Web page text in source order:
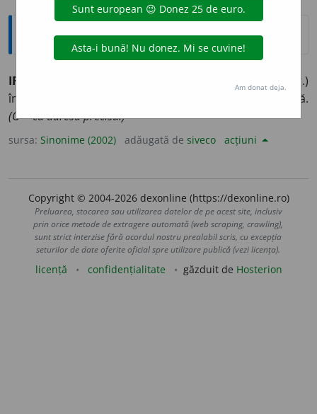
Sinonime
IRON
s. persiflare, zeflemea, (rar) persiflaj, (fig.)
împunsătură, înțepătură, pișcătură, șfichi, șfichiuitură.
(O ~ cu adresă precisă.)
sursa: Sinonime (2002) adăugată de siveco acțiuni
Copyright © 2004-2026 dexonline (https://dexonline.ro)
Preluarea, stocarea sau utilizarea datelor de pe acest site, inclusiv
prin orice metode de extragere automată (web scraping, crawling),
sunt strict interzise fără acordul nostru prealabil scris, cu excepția
seturilor de date oferite oficial spre utilizare publică (vezi licența).
licență confidențialitate găzduit de Hosterion
Am donat deja.